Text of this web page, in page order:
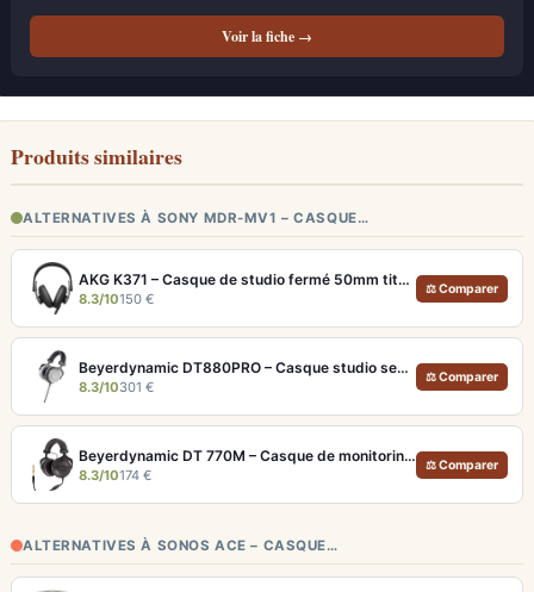
Voir la fiche →
Produits similaires
ALTERNATIVES À SONY MDR-MV1 – CASQUE…
AKG K371 – Casque de studio fermé 50mm titane, réponse 5Hz-50kHz
8.3/10150 €
⚖ Comparer
Beyerdynamic DT880PRO – Casque studio semi-ouvert 250 ohms pour monitoring neutre
8.3/10301 €
⚖ Comparer
Beyerdynamic DT 770M – Casque de monitoring fermé 80 Ohm pour studio
8.3/10174 €
⚖ Comparer
ALTERNATIVES À SONOS ACE – CASQUE…